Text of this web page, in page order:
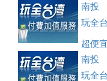
刊登、訂房系統、客
南投
玩全
超便
刊登、訂房系統、客
南投
玩全